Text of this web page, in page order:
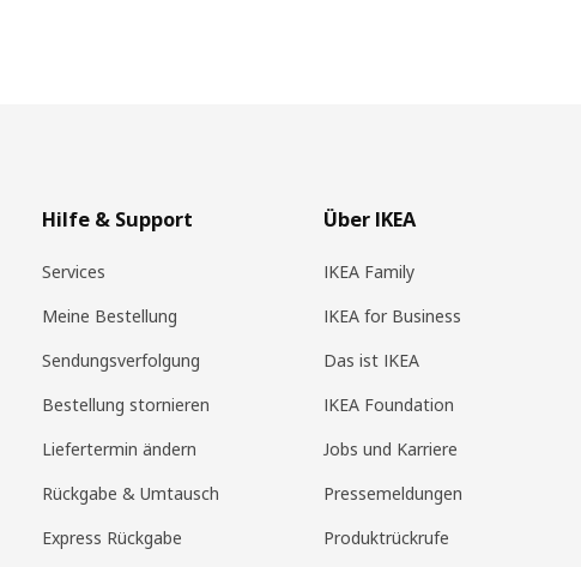
Hilfe & Support
Services
Meine Bestellung
Sendungsverfolgung
Bestellung stornieren
Liefertermin ändern
Rückgabe & Umtausch
Express Rückgabe
Über IKEA
IKEA Family
IKEA for Business
Das ist IKEA
IKEA Foundation
Jobs und Karriere
Pressemeldungen
Produktrückrufe